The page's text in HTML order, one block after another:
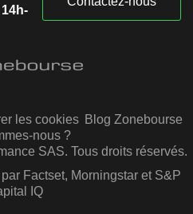
les cookies Blog Zonebourse
nous ?
SAS. Tous droits réservés.
Factset, Morningstar et S&P
IQ